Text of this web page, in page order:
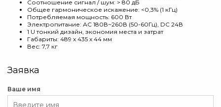
Соотношение сигнал / шум: > 80 дБ
Общее гармоническое искажение: <0,3% (1 кГц)
Потребляемая мощность: 600 Вт
Электропитание: АС 180В~260В (50-60Гц), DC 24В
1 U тонкий дизайн, экономия места и затрат
Габариты: 489 x 435 x 44 мм
Вес: 7,7 кг
Заявка
Ваше имя